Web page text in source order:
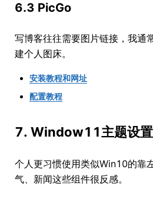
6.3 PicGo
写博客往往需要图片链接，我通
建个人图床。
安装教程和网址
配置教程
7. Window11主题设置
个人更习惯使用类似Win10的靠
气、新闻这些组件很反感。